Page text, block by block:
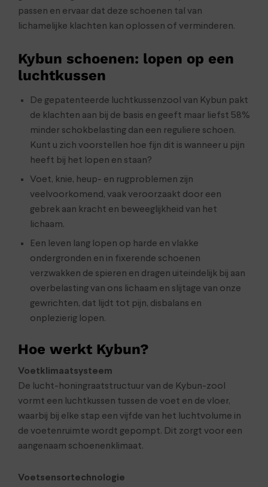
passen en ervaar dat deze schoenen tal van
lichamelijke klachten kan oplossen of verminderen.
Kybun schoenen: lopen op een
luchtkussen
De gepatenteerde luchtkussenzool van Kybun pakt
de klachten aan bij de basis en geeft maar liefst 58%
minder schokbelasting dan een reguliere schoen.
Kunt u zich voorstellen hoe fijn dit is wanneer u pijn
heeft bij het lopen en staan?
Voet, knie, heup- en rugproblemen zijn
veelvoorkomend, vaak veroorzaakt door een
gebrek aan kracht en beweeglijkheid van het
lichaam.
Een leven lang lopen op harde en vlakke
ondergronden en in fixerende schoenen
verzwakken de spieren en dragen uiteindelijk bij aan
overbelasting van ons lichaam en slijtage van onze
gewrichten, dat lijdt tot pijn, disbalans en
onplezierig lopen.
Hoe werkt Kybun?
Voetklimaatsysteem
De lucht-honingraatstructuur van de Kybun-zool
vormt een luchtkussen tussen de voet en de vloer,
waarbij bij elke stap een vijfde van het luchtvolume in
de voetenruimte wordt gepompt. Dit zorgt voor een
aangenaam schoenenklimaat.
Voetsensortechnologie